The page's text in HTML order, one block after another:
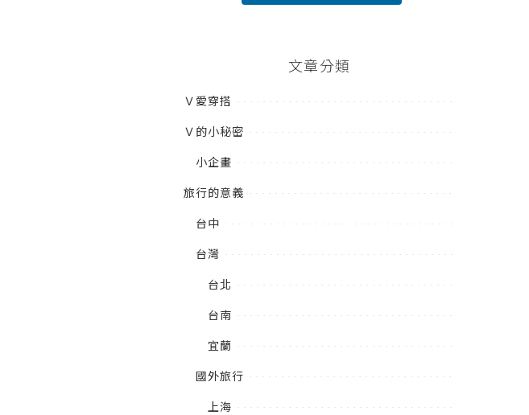
文章分類
Ｖ愛穿搭
Ｖ的小秘密
小企畫
旅行的意義
台中
台灣
台北
台南
宜蘭
國外旅行
上海